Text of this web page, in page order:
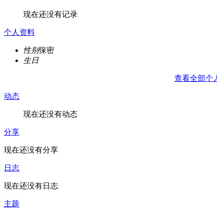
现在还没有记录
个人资料
性别保密
生日
查看全部个
动态
现在还没有动态
分享
现在还没有分享
日志
现在还没有日志
主题